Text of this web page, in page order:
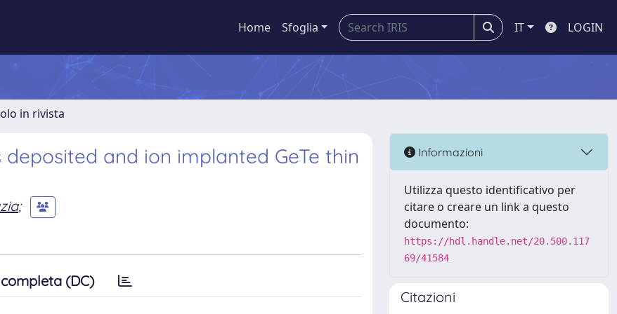
Home Sfoglia IT LOGIN
in rivista
and ion implanted GeTe thin
;
(DC)
Informazioni
Utilizza questo identificativo per
citare o creare un link a questo
documento:
https://hdl.handle.net/20.500.117
69/41584
Citazioni